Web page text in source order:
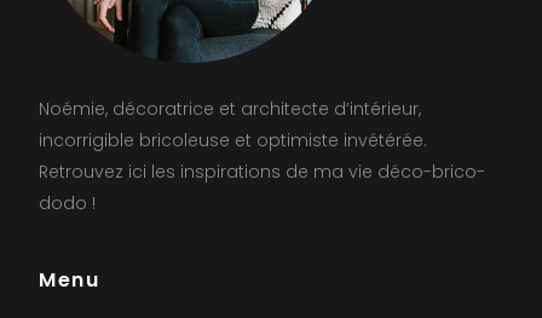
Noémie, décoratrice et architecte d’intérieur,
incorrigible bricoleuse et optimiste invétérée.
Retrouvez ici les inspirations de ma vie déco-brico-
dodo !
Menu